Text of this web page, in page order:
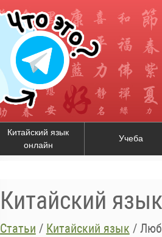
Китайский язык
онлайн
Учеба
Китайский язык
Статьи / Китайский язык /